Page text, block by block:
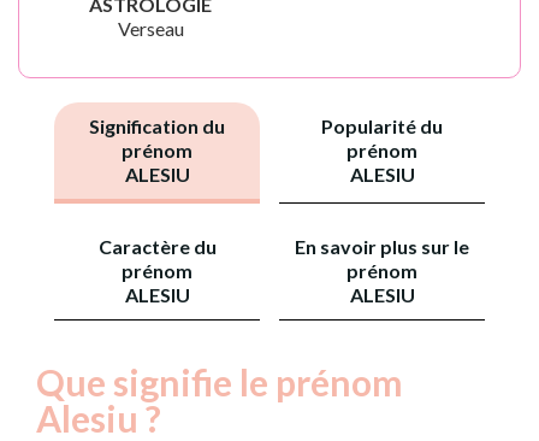
Verseau
Signification du
prénom
ALESIU
Popularité du
prénom
ALESIU
Caractère du
prénom
ALESIU
En savoir plus sur le
prénom
ALESIU
Que signifie le prénom
Alesiu ?